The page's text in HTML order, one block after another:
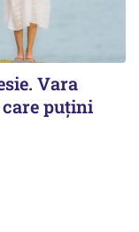
Vara
care puțini